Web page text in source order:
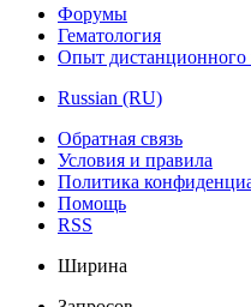
Форумы
Гематология
Опыт дистанционного
Russian (RU)
Обратная связь
Условия и правила
Политика
Помощь
RSS
Ширина